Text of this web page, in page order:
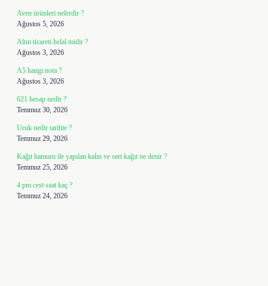
Aven ürünleri nelerdir ?
Ağustos 5, 2026
Altın ticareti helal midir ?
Ağustos 3, 2026
A5 hangi nota ?
Ağustos 3, 2026
621 hesap nedir ?
Temmuz 30, 2026
Uruk nedir tarihte ?
Temmuz 29, 2026
Kağıt hamuru ile yapılan kalın ve sert kağıt ne denir ?
Temmuz 25, 2026
4 pm cest saat kaç ?
Temmuz 24, 2026